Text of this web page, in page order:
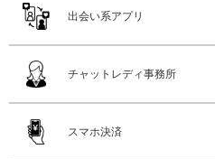
出会い系アプリ
チャットレディ事務所
スマホ決済